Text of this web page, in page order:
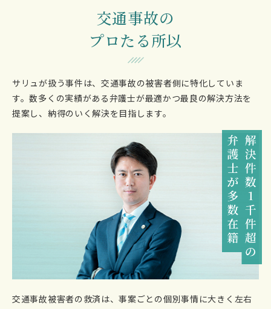
交通事故の
プロたる所以
サリュが扱う事件は、交通事故の被害者側に特化していま
す。数多くの実績がある弁護士が最適かつ最良の解決方法を
提案し、納得のいく解決を目指します。
交通事故被害者の救済は、事案ごとの個別事情に大きく左右